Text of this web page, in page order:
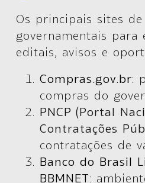
Os principais sites
governamentais para
editais, avisos e
Compras.gov.br:
compras do
PNCP (Portal
Contratações
contratações de
Banco do Brasil
BBMNET: